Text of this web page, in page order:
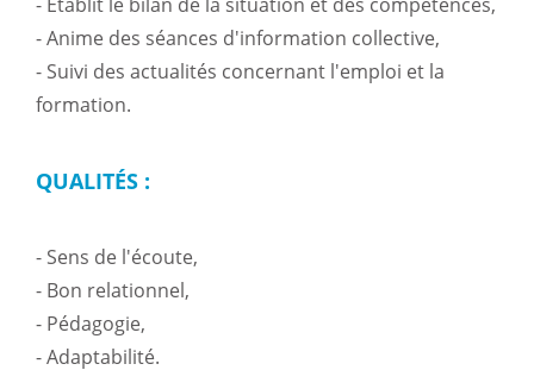
- Anime des séances d'information collective,
- Suivi des actualités concernant l'emploi et la
formation.
QUALITÉS :
- Sens de l'écoute,
- Bon relationnel,
- Pédagogie,
- Adaptabilité.